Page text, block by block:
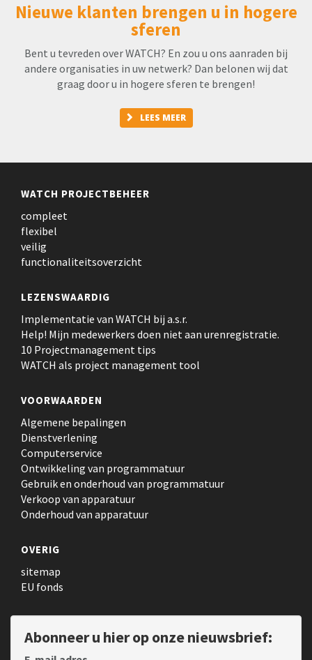
Nieuwe klanten brengen u in hogere
sferen
Bent u tevreden over WATCH? En zou u ons aanraden bij
andere organisaties in uw netwerk? Dan belonen wij dat
graag door u in hogere sferen te brengen!
LEES MEER
WATCH PROJECTBEHEER
compleet
flexibel
veilig
functionaliteitsoverzicht
LEZENSWAARDIG
Implementatie van WATCH bij a.s.r.
Help! Mijn medewerkers doen niet aan urenregistratie.
10 Projectmanagement tips
WATCH als project management tool
VOORWAARDEN
Algemene bepalingen
Dienstverlening
Computerservice
Ontwikkeling van programmatuur
Gebruik en onderhoud van programmatuur
Verkoop van apparatuur
Onderhoud van apparatuur
OVERIG
sitemap
EU fonds
Abonneer u hier op onze nieuwsbrief: